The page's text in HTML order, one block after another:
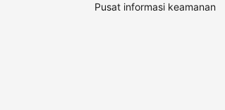
Pusat informasi keamanan